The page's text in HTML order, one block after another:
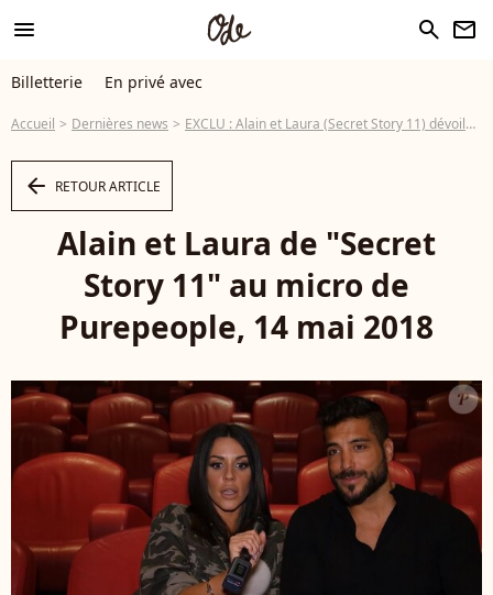
menu search newsletter
Billetterie En privé avec
Accueil Dernières news EXCLU : Alain et Laura (Secret Story 11) dévoilent la raison de leur rupture
arrow_left RETOUR ARTICLE
Alain et Laura de "Secret
Story 11" au micro de
Purepeople, 14 mai 2018